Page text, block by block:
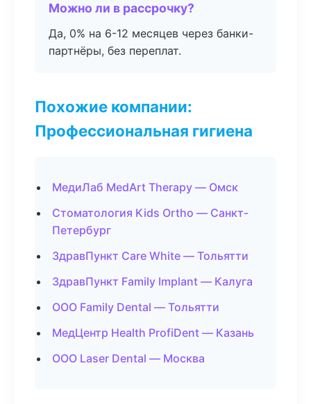
Можно ли в рассрочку?
Да, 0% на 6-12 месяцев через банки-
партнёры, без переплат.
Похожие компании:
Профессиональная гигиена
МедиЛаб MedArt Therapy — Омск
Стоматология Kids Ortho — Санкт-
Петербург
ЗдравПункт Care White — Тольятти
ЗдравПункт Family Implant — Калуга
ООО Family Dental — Тольятти
МедЦентр Health ProfiDent — Казань
ООО Laser Dental — Москва